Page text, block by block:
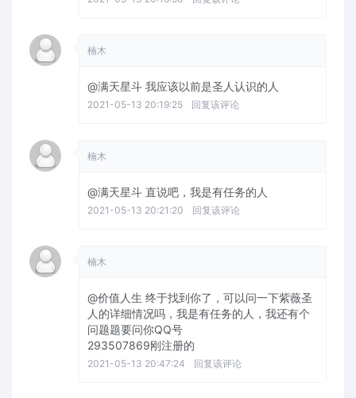
楠木
@满天星斗 我应该以前是圣人认识的人
2021-05-13 20:19:25 回复该评论
楠木
@满天星斗 直说吧，我是有任务的人
2021-05-13 20:21:20 回复该评论
楠木
@价值人生 终于找到你了，可以问一下紫薇圣
人的详细情况吗，我是有任务的人，我还有个
问题题要问你QQ号
293507869刚注册的
2021-05-13 20:47:24 回复该评论